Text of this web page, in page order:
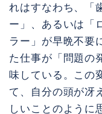
れはすなわち、「
ー」、あるいは「
ラー」が早晩不要
た仕事が「問題の
味している。この
て、自分の頭が冴
しいことのように